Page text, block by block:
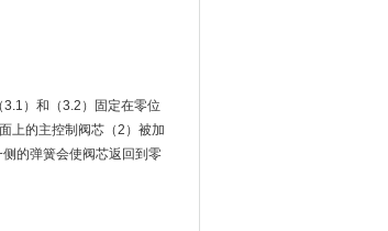
）和（3.2）固定在零位
上的主控制阀芯（2）被加
的弹簧会使阀芯返回到零